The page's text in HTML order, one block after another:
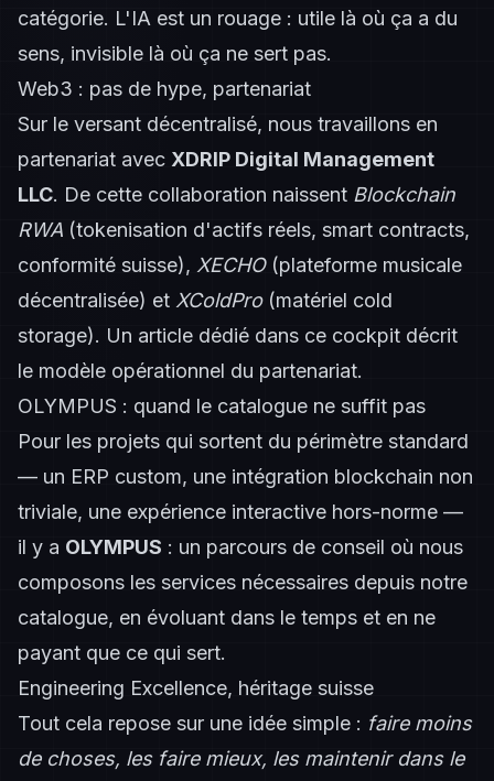
catégorie. L'IA est un rouage : utile là où ça a du
sens, invisible là où ça ne sert pas.
Web3 : pas de hype, partenariat
Sur le versant décentralisé, nous travaillons en
partenariat avec XDRIP Digital Management
LLC. De cette collaboration naissent Blockchain
RWA (tokenisation d'actifs réels, smart contracts,
conformité suisse), XECHO(plateforme musicale
décentralisée) et XColdPro(matériel cold
storage). Un article dédié dans ce cockpit décrit
le modèle opérationnel du partenariat.
OLYMPUS : quand le catalogue ne suffit pas
Pour les projets qui sortent du périmètre standard
— un ERP custom, une intégration blockchain non
triviale, une expérience interactive hors-norme —
il y a OLYMPUS : un parcours de conseil où nous
composons les services nécessaires depuis notre
catalogue, en évoluant dans le temps et en ne
payant que ce qui sert.
Engineering Excellence, héritage suisse
Tout cela repose sur une idée simple : faire moins
de choses, les faire mieux, les maintenir dans le